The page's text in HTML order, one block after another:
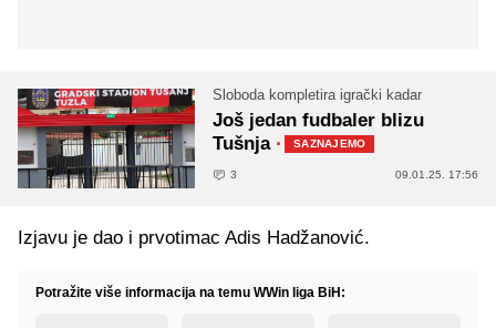
Sloboda kompletira igrački kadar
Još jedan fudbaler blizu
Tušnja · SAZNAJEMO
3 09.01.25. 17:56
Izjavu je dao i prvotimac Adis Hadžanović.
Potražite više informacija na temu WWin liga BiH: